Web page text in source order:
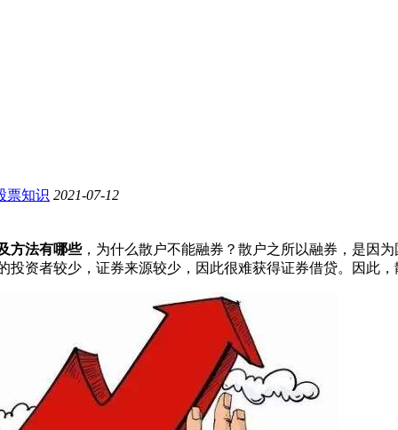
票知识 2021-07-12
方法有哪些，为什么散户不能融券？散户之所以融券，是因
投资者较少，证券来源较少，因此很难获得证券借贷。因此，